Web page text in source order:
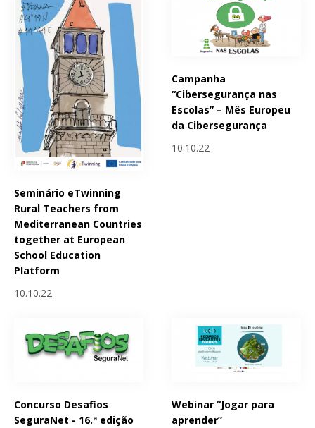
Seminário eTwinning
Rural Teachers from
Mediterranean Countries
together at European
School Education
Platform
10.10.22
Campanha
“Cibersegurança nas
Escolas” – Mês Europeu
da Cibersegurança
10.10.22
Concurso Desafios
SeguraNet - 16.ª edição
Webinar “Jogar para
aprender”
Páginas